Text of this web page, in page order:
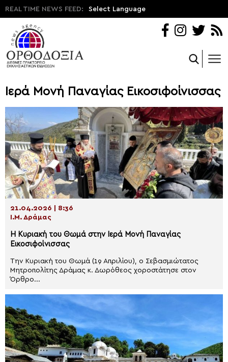
REAL TIME NEWS FEED: Select Language
Ιερά Μονή Παναγίας Εικοσιφοίνισσας
21.04.2026 | 8:36
Ι.Μ. Δράμας
Η Κυριακή του Θωμά στην Ιερά Μονή Παναγίας
Εικοσιφοίνισσας
Την Κυριακή του Θωμά (19 Απριλίου), ο Σεβασμιώτατος
Μητροπολίτης Δράμας κ. Δωρόθεος χοροστάτησε στον
Όρθρο...